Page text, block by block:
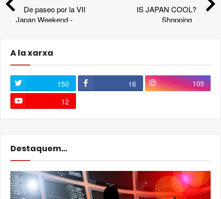
De paseo por la VII
Japan Weekend -
IS JAPAN COOL?
Shopping
A la xarxa
150 16
105
12
Destaquem...